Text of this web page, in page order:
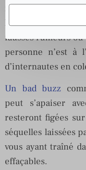
incitation à la
lynchage
fausses rumeurs
personne n’est à
d’internautes en
Un bad buzz
peut s’apaiser
resteront figées
séquelles laissées
vous ayant traîné
effaçables.